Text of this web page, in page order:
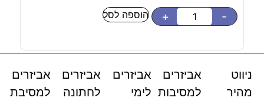
-
+ הוספה לסל
ניווט
מהיר
אביזרים
למסיבות
אביזרים
לימי
אביזרים
לחתונה
אביזרים
למסיבת